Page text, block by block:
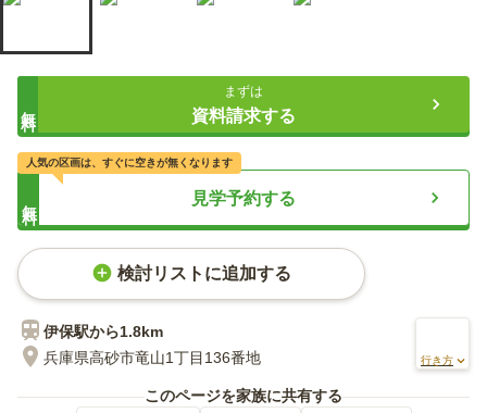
まずは
資料請求する
見学予約する
人気の区画は、すぐに空きが無くなります
検討リストに追加する
伊保駅から1.8km
兵庫県高砂市竜山1丁目136番地
行き方
このページを家族に共有する